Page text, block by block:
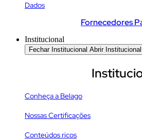
Dados
Fornecedores
Institucional
Fechar Institucional Abrir Institucional
Conheça a Belago
Nossas Certificações
Conteúdos ricos